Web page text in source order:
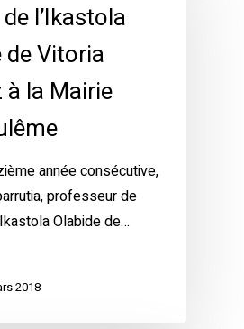
l’Ikastola
de Vitoria
à la Mairie
année consécutive,
professeur de
Olabide de…
2018